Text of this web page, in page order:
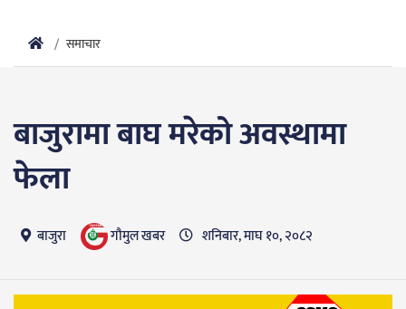
समाचार
बाजुरामा बाघ मरेको अवस्थामा
फेला
बाजुरा गाैमुल खबर शनिबार, माघ १०, २०८२